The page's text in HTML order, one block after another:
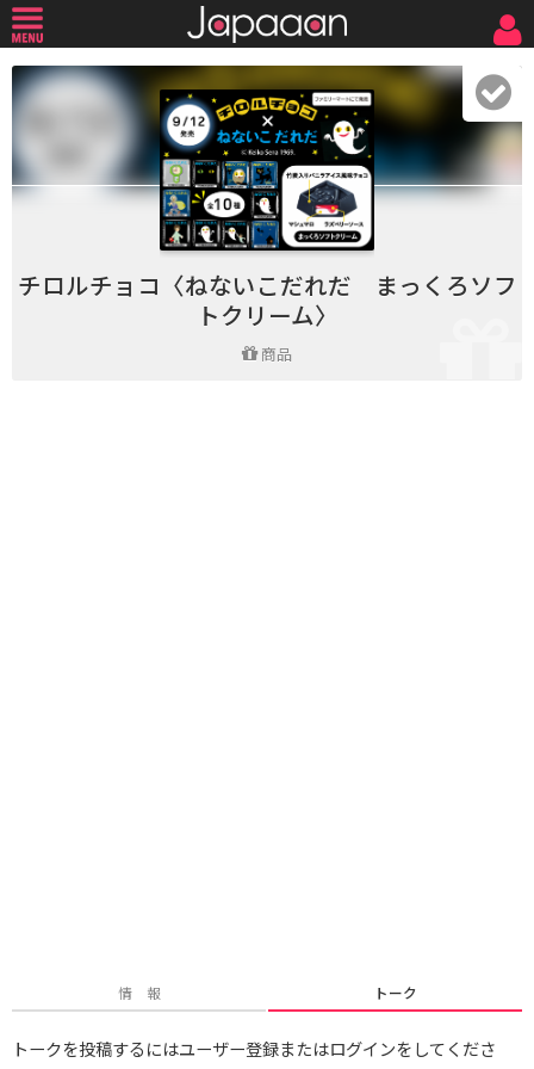
チロルチョコ〈ねないこだれだ まっくろソフ
トクリーム〉
商品
情 報 トーク
トークを投稿するにはユーザー登録またはログインをしてくださ